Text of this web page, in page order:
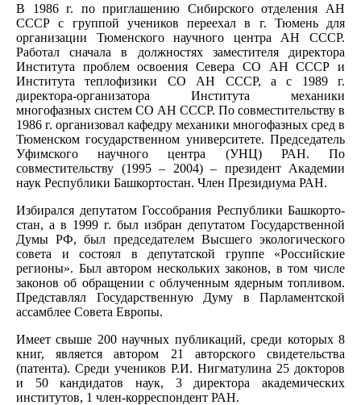
В 1986 г. по приглашению Сибирского отделения АН
СССР с группой учеников переехал в г. Тюмень для
организации Тюменского научного центра АН СССР.
Работал сначала в должностях заместителя директора
Института проблем освоения Севера СО АН СССР и
Института теплофизики СО АН СССР, а с 1989 г.
директора-организатора Института механики
многофазных систем СО АН СССР. По совместительству в
1986 г. организовал кафедру механики многофазных сред в
Тюменском государственном университете. Председатель
Уфимского научного центра (УНЦ) РАН. По
совместительству (1995 – 2004) – президент Академии
наук Республики Башкортостан. Член Президиума РАН.
Избирался депутатом Госсобрания Республики Башкорто­
стан, а в 1999 г. был избран депутатом Государственной
Думы РФ, был председателем Высшего экологического
совета и состоял в депутатской группе «Российские
регионы». Был автором нескольких законов, в том числе
законов об обращении с облученным ядерным топливом.
Представлял Государственную Думу в Парламентской
ассамблее Совета Европы.
Имеет свыше 200 научных публикаций, среди которых 8
книг, является автором 21 авторского свидетельства
(патента). Среди учеников Р.И. Нигматулина 25 докторов
и 50 кандидатов наук, 3 директора академических
институтов, 1 член-корреспондент РАН.